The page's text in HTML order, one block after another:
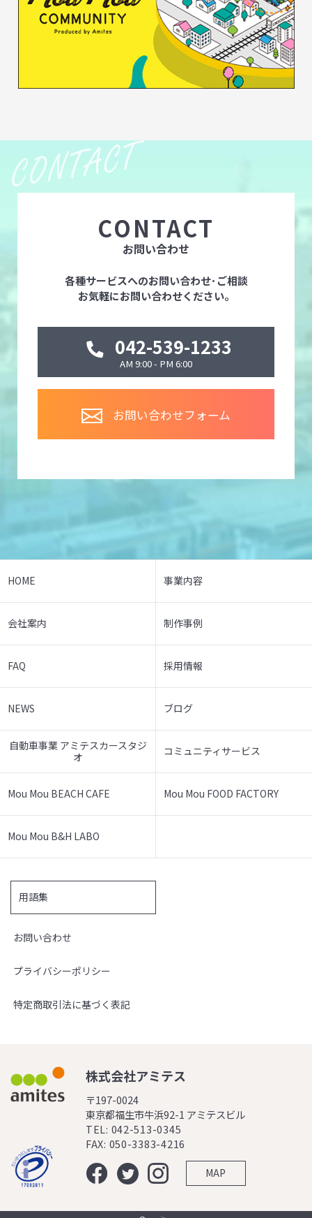
CONTACT
お問い合わせ
各種サービスへのお問い合わせ･ご相談
お気軽にお問い合わせください。
042-539-1233
AM 9:00 - PM 6:00
お問い合わせフォーム
HOME 事業内容
会社案内 制作事例
FAQ 採用情報
NEWS ブログ
自動車事業 アミテスカースタジ
オ
コミュニティサービス
Mou Mou BEACH CAFE Mou Mou FOOD FACTORY
Mou Mou B&H LABO
用語集
お問い合わせ
プライバシーポリシー
特定商取引法に基づく表記
株式会社アミテス
〒197-0024
東京都福生市牛浜92-1 アミテスビル
TEL: 042-513-0345
FAX: 050-3383-4216
MAP